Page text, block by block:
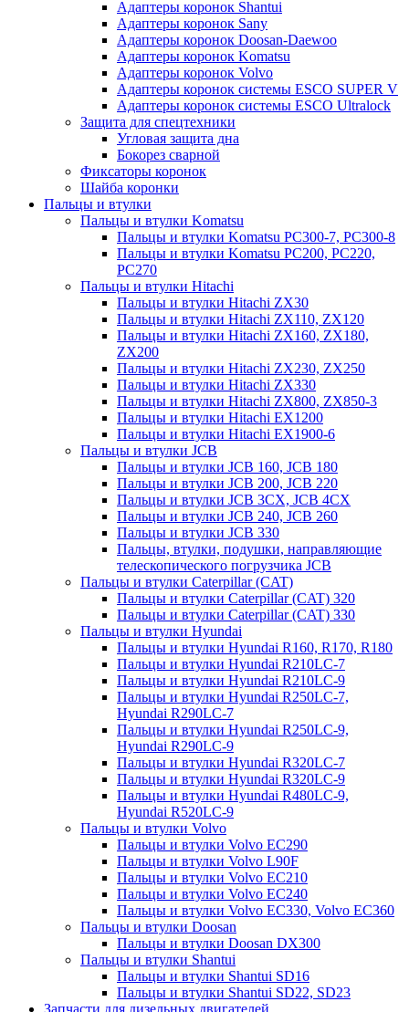
Адаптеры коронок Shantui
Адаптеры коронок Sany
Адаптеры коронок Doosan-Daewoo
Адаптеры коронок Komatsu
Адаптеры коронок Volvo
Адаптеры коронок системы ESCO SUPER V
Адаптеры коронок системы ESCO Ultralock
Защита для спецтехники
Угловая защита дна
Бокорез сварной
Фиксаторы коронок
Шайба коронки
Пальцы и втулки
Пальцы и втулки Komatsu
Пальцы и втулки Komatsu PC300-7, PC300-8
Пальцы и втулки Komatsu PC200, PC220,
PC270
Пальцы и втулки Hitachi
Пальцы и втулки Hitachi ZX30
Пальцы и втулки Hitachi ZX110, ZX120
Пальцы и втулки Hitachi ZX160, ZX180,
ZX200
Пальцы и втулки Hitachi ZX230, ZX250
Пальцы и втулки Hitachi ZX330
Пальцы и втулки Hitachi ZX800, ZX850-3
Пальцы и втулки Hitachi EX1200
Пальцы и втулки Hitachi EX1900-6
Пальцы и втулки JCB
Пальцы и втулки JCB 160, JCB 180
Пальцы и втулки JCB 200, JCB 220
Пальцы и втулки JCB 3CX, JCB 4CX
Пальцы и втулки JCB 240, JCB 260
Пальцы и втулки JCB 330
Пальцы, втулки, подушки, направляющие
телескопического погрузчика JCB
Пальцы и втулки Caterpillar (CAT)
Пальцы и втулки Caterpillar (CAT) 320
Пальцы и втулки Caterpillar (CAT) 330
Пальцы и втулки Hyundai
Пальцы и втулки Hyundai R160, R170, R180
Пальцы и втулки Hyundai R210LC-7
Пальцы и втулки Hyundai R210LC-9
Пальцы и втулки Hyundai R250LC-7,
Hyundai R290LC-7
Пальцы и втулки Hyundai R250LC-9,
Hyundai R290LC-9
Пальцы и втулки Hyundai R320LC-7
Пальцы и втулки Hyundai R320LC-9
Пальцы и втулки Hyundai R480LC-9,
Hyundai R520LC-9
Пальцы и втулки Volvo
Пальцы и втулки Volvo EC290
Пальцы и втулки Volvo L90F
Пальцы и втулки Volvo EC210
Пальцы и втулки Volvo EC240
Пальцы и втулки Volvo EC330, Volvo EC360
Пальцы и втулки Doosan
Пальцы и втулки Doosan DX300
Пальцы и втулки Shantui
Пальцы и втулки Shantui SD16
Пальцы и втулки Shantui SD22, SD23
Запчасти для дизельных двигателей